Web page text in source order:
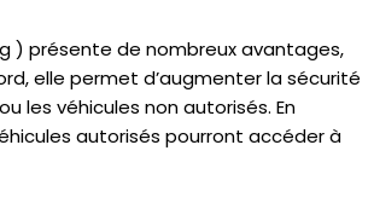
) présente de nombreux avantages,
elle permet d’augmenter la sécurité
les véhicules non autorisés. En
autorisés pourront accéder à